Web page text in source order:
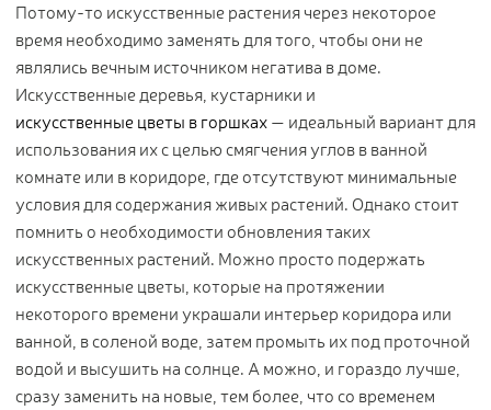
Потому-то искусственные растения через некоторое
время необходимо заменять для того, чтобы они не
являлись вечным источником негатива в доме.
Искусственные деревья, кустарники и
искусственные цветы в горшках— идеальный вариант для
использования их с целью смягчения углов в ванной
комнате или в коридоре, где отсутствуют минимальные
условия для содержания живых растений. Однако стоит
помнить о необходимости обновления таких
искусственных растений. Можно просто подержать
искусственные цветы, которые на протяжении
некоторого времени украшали интерьер коридора или
ванной, в соленой воде, затем промыть их под проточной
водой и высушить на солнце. А можно, и гораздо лучше,
сразу заменить на новые, тем более, что со временем